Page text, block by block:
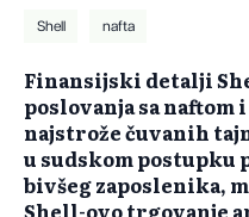
Shell nafta
Finansijski detalji
poslovanja sa naftom
najstrože čuvanih
u sudskom postupku
bivšeg zaposlenika,